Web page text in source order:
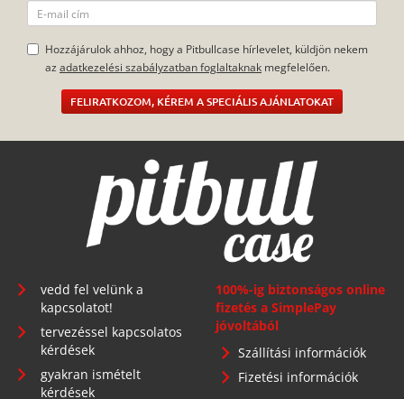
Hozzájárulok ahhoz, hogy a Pitbullcase hírlevelet, küldjön nekem
az adatkezelési szabályzatban foglaltaknak megfelelően.
FELIRATKOZOM, KÉREM A SPECIÁLIS AJÁNLATOKAT
vedd fel velünk a
kapcsolatot!
tervezéssel kapcsolatos
kérdések
gyakran ismételt
kérdések
100%-ig biztonságos online
fizetés a SimplePay
jóvoltából
Szállítási információk
Fizetési információk